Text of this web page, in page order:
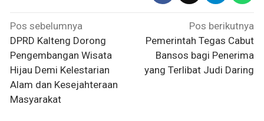
Navigasi
pos
Pos sebelumnya
DPRD Kalteng Dorong
Pengembangan Wisata
Hijau Demi Kelestarian
Alam dan Kesejahteraan
Masyarakat
Pos berikutnya
Pemerintah Tegas Cabut
Bansos bagi Penerima
yang Terlibat Judi Daring